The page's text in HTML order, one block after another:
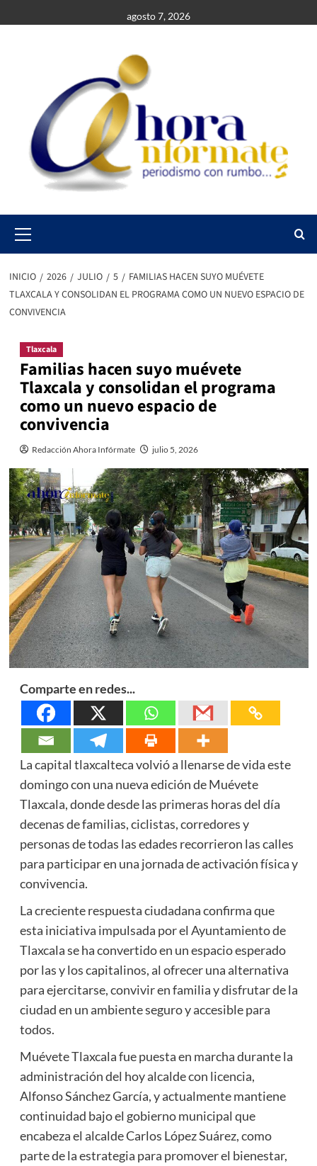
al
agosto 7, 2026
Menu
INICIO 2026 JULIO 5
FAMILIAS HACEN SUYO MUÉVETE
TLAXCALA Y CONSOLIDAN EL PROGRAMA COMO UN NUEVO ESPACIO DE
CONVIVENCIA
Tlaxcala
Familias hacen suyo muévete
Tlaxcala y consolidan el programa
como un nuevo espacio de
convivencia
Redacción Ahora Infórmate julio 5, 2026
Comparte en redes...
La capital tlaxcalteca volvió a llenarse de vida este
domingo con una nueva edición de Muévete
Tlaxcala, donde desde las primeras horas del día
decenas de familias, ciclistas, corredores y
personas de todas las edades recorrieron las calles
para participar en una jornada de activación física y
convivencia.
La creciente respuesta ciudadana confirma que
esta iniciativa impulsada por el Ayuntamiento de
Tlaxcala se ha convertido en un espacio esperado
por las y los capitalinos, al ofrecer una alternativa
para ejercitarse, convivir en familia y disfrutar de la
ciudad en un ambiente seguro y accesible para
todos.
Muévete Tlaxcala fue puesta en marcha durante la
administración del hoy alcalde con licencia,
Alfonso Sánchez García, y actualmente mantiene
continuidad bajo el gobierno municipal que
encabeza el alcalde Carlos López Suárez, como
parte de la estrategia para promover el bienestar,